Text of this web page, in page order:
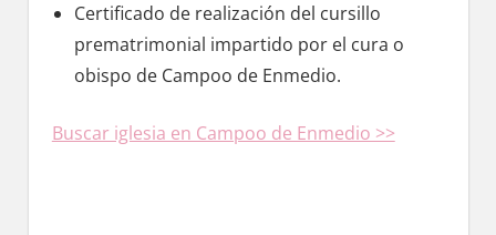
Certificado dе realización del cursillo
prematrimonial impartido pοr el cura ο
obispo dе Campoo dе Enmedio.
Buscar iglesia en Campoo dе Enmedio >>